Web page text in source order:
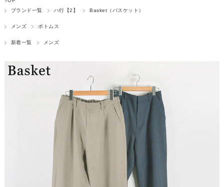
ブランド一覧
ハ行【2】 Basket（バスケット）
メンズ ボトムス
新着一覧 メンズ